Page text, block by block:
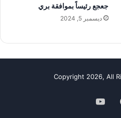
جعجع رئيساً بموافقة بري
ديسمبر 5, 2024
فيسبوك‫YouTube